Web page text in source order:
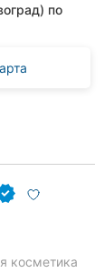
по
косметика